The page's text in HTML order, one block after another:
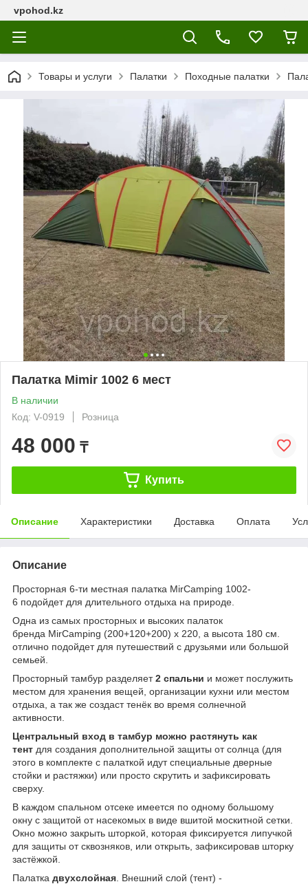
vpohod.kz
Товары и услуги Палатки Походные палатки
Палатка Mimir 1002 6 мест
В наличии
Код: V-0919
Розница
48 000 ₸
Купить
Описание Характеристики Доставка Оплата
Описание
Просторная 6-ти местная палатка MirCamping 1002-
6 подойдет для длительного отдыха на природе.
Одна из самых просторных и высоких палаток
бренда MirCamping (200+120+200) х 220, а высота 180 см.
отлично подойдет для путешествий с друзьями или большой
семьей.
Просторный тамбур разделяет2 спальни и может послужить
местом для хранения вещей, организации кухни или местом
отдыха, а так же создаст тенёк во время солнечной
активности.
Центральный вход в тамбур можно растянуть как
тент для создания дополнительной защиты от солнца (для
этого в комплекте с палаткой идут специальные дверные
стойки и растяжки) или просто скрутить и зафиксировать
сверху.
В каждом спальном отсеке имеется по одному большому
окну с защитой от насекомых в виде вшитой москитной сетки.
Окно можно закрыть шторкой, которая фиксируется липучкой
для защиты от сквозняков, или открыть, зафиксировав шторку
застёжкой.
Палатка двухслойная . Внешний слой (тент) -